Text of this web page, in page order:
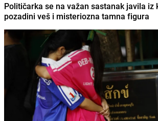
Političarka se na važan sastanak javila iz
pozadini veš i misteriozna tamna figura